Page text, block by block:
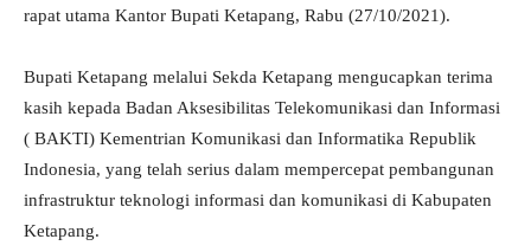
rapat utama Kantor Bupati Ketapang, Rabu (27/10/2021).
Bupati Ketapang melalui Sekda Ketapang mengucapkan terima
kasih kepada Badan Aksesibilitas Telekomunikasi dan Informasi
( BAKTI) Kementrian Komunikasi dan Informatika Republik
Indonesia, yang telah serius dalam mempercepat pembangunan
infrastruktur teknologi informasi dan komunikasi di Kabupaten
Ketapang.